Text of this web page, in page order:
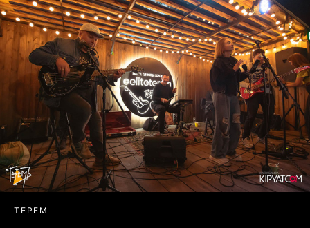
ТЕРЕМ